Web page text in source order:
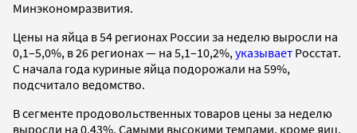
Минэкономразвития.
Цены на яйца в 54 регионах России за неделю выросли на
0,1–5,0%, в 26 регионах — на 5,1–10,2%, указывает Росстат.
С начала года куриные яйца подорожали на 59%,
подсчитало ведомство.
В сегменте продовольственных товаров цены за неделю
выросли на 0,43%. Самыми высокими темпами, кроме яиц,